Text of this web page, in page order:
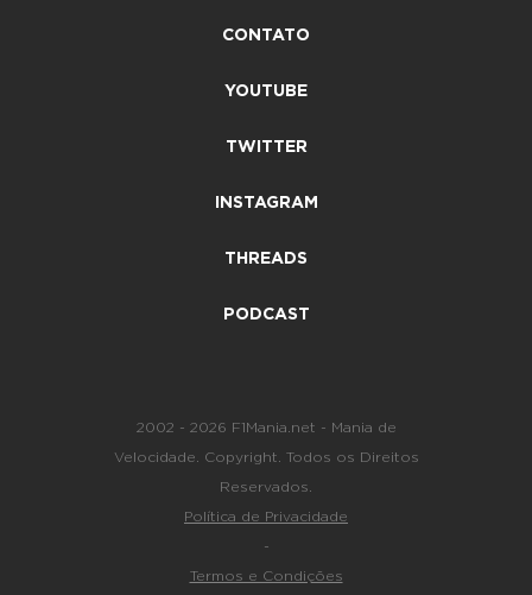
CONTATO
YOUTUBE
TWITTER
INSTAGRAM
THREADS
PODCAST
2002 - 2026 F1Mania.net - Mania de
Velocidade. Copyright. Todos os Direitos
Reservados.
Política de Privacidade
-
Termos e Condições